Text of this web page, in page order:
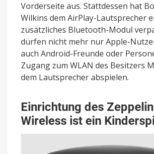
Vorderseite aus. Stattdessen hat
Wilkins dem AirPlay-Lautsprecher
zusätzliches Bluetooth-Modul
dürfen nicht mehr nur Apple-
auch Android-Freunde oder
Zugang zum WLAN des Besitzers
dem Lautsprecher abspielen.
Einrichtung des Zeppelin
Wireless ist ein